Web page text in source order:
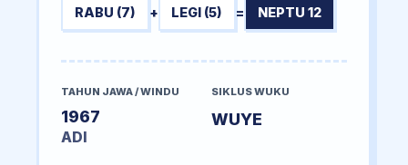
RABU (7) + LEGI (5) = NEPTU 12
TAHUN JAWA / WINDU
1967
ADI
SIKLUS WUKU
WUYE